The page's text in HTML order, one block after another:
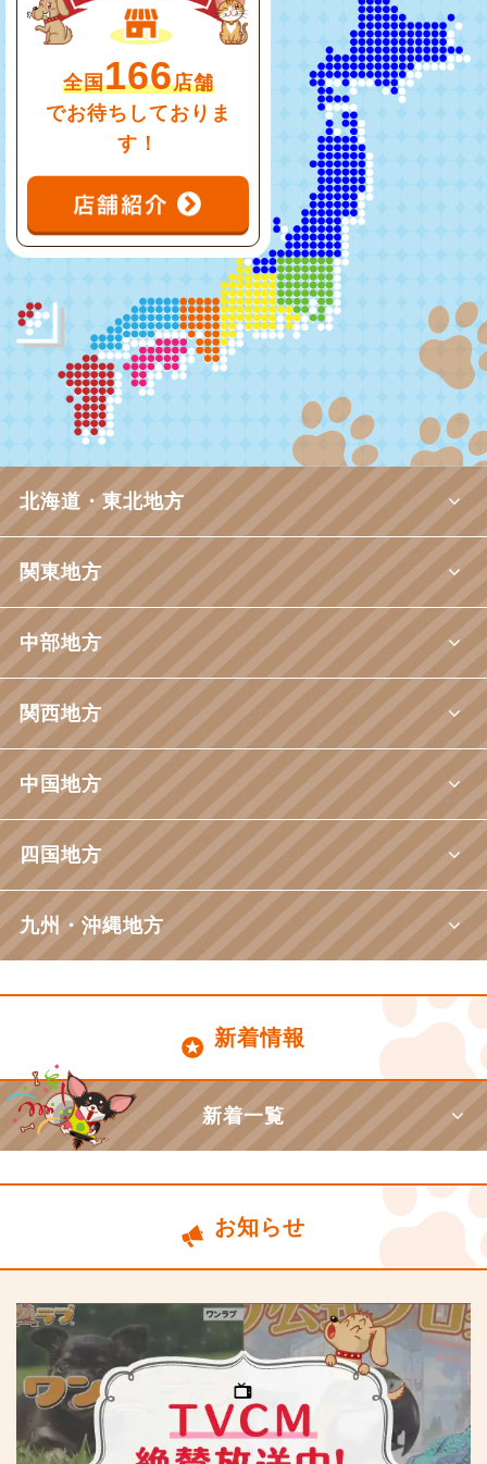
全国166店舗
でお待ちしておりま
す！
北海道・東北地方
関東地方
中部地方
関西地方
中国地方
四国地方
九州・沖縄地方
新着情報
新着一覧
お知らせ